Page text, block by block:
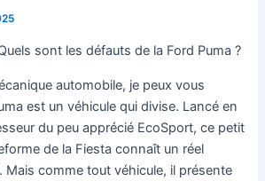
sont les défauts de la Ford Puma ?
automobile, je peux vous
est un véhicule qui divise. Lancé en
du peu apprécié EcoSport, ce petit
de la Fiesta connaît un réel
Mais comme tout véhicule, il présente